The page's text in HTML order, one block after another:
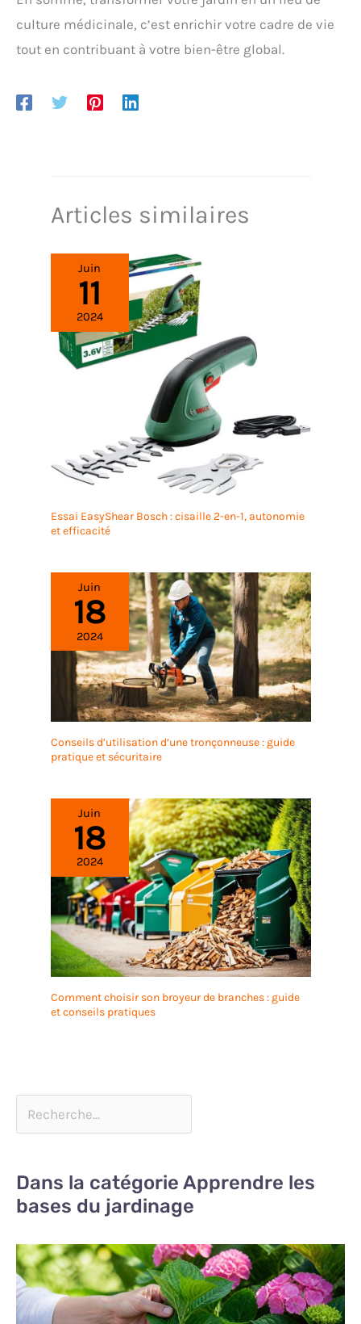
culture médicinale, c’est enrichir votre cadre de vie
tout en contribuant à votre bien-être global.
Articles similaires
Juin
11
2024
Essai EasyShear Bosch : cisaille 2-en-1, autonomie
et efficacité
Juin
18
2024
Conseils d’utilisation d’une tronçonneuse : guide
pratique et sécuritaire
Juin
18
2024
Comment choisir son broyeur de branches : guide
et conseils pratiques
Dans la catégorie Apprendre les
bases du jardinage